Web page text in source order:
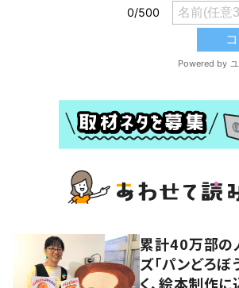
累計40万部の
ズ「パンどろ
く、絵本制作